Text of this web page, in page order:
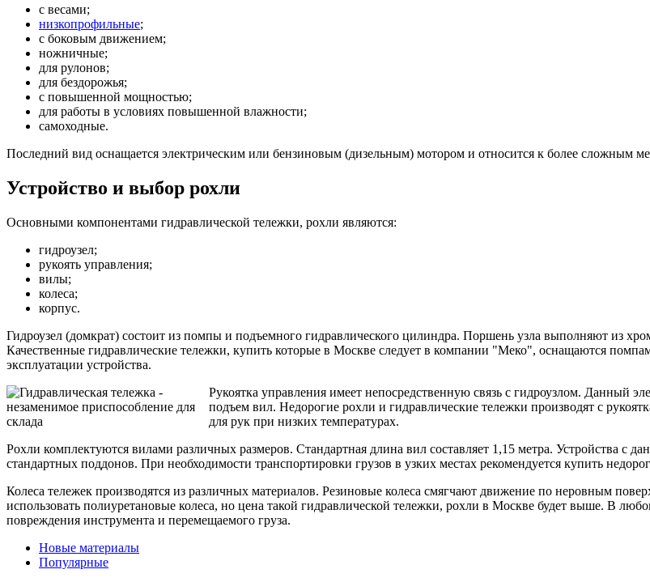
с весами;
низкопрофильные;
с боковым движением;
ножничные;
для рулонов;
для бездорожья;
с повышенной мощностью;
для работы в условиях повышенной влажности;
самоходные.
Последний вид оснащается электрическим или бензиновым (дизельным) мотором и относится к более сложным
Устройство и выбор рохли
Основными компонентами гидравлической тележки, рохли являются:
гидроузел;
рукоять управления;
вилы;
колеса;
корпус.
Гидроузел (домкрат) состоит из помпы и подъемного гидравлического цилиндра. Поршень узла выполняют из
Качественные гидравлические тележки, купить которые в Москве следует в компании "Меко", оснащаются
эксплуатации устройства.
Рукоятка управления имеет непосредственную связь с гидроузлом. Данный
подъем вил. Недорогие рохли и гидравлические тележки производят с
для рук при низких температурах.
Рохли комплектуются вилами различных размеров. Стандартная длина вил составляет 1,15 метра. Устройства с
стандартных поддонов. При необходимости транспортировки грузов в узких местах рекомендуется купить
Колеса тележек производятся из различных материалов. Резиновые колеса смягчают движение по неровным
использовать полиуретановые колеса, но цена такой гидравлической тележки, рохли в Москве будет выше. В
повреждения инструмента и перемещаемого груза.
Новые материалы
Популярные